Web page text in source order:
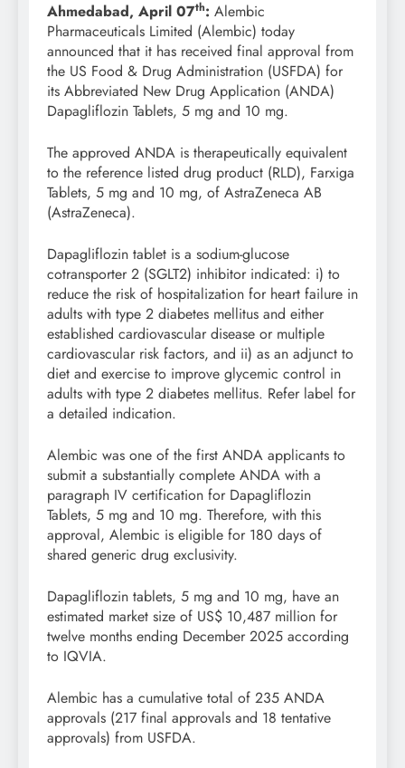
Ahmedabad, April 07th: Alembic
Pharmaceuticals Limited (Alembic) today
announced that it has received final approval from
the US Food & Drug Administration (USFDA) for
its Abbreviated New Drug Application (ANDA)
Dapagliflozin Tablets, 5 mg and 10 mg.
The approved ANDA is therapeutically equivalent
to the reference listed drug product (RLD), Farxiga
Tablets, 5 mg and 10 mg, of AstraZeneca AB
(AstraZeneca).
Dapagliflozin tablet is a sodium-glucose
cotransporter 2 (SGLT2) inhibitor indicated: i) to
reduce the risk of hospitalization for heart failure in
adults with type 2 diabetes mellitus and either
established cardiovascular disease or multiple
cardiovascular risk factors, and ii) as an adjunct to
diet and exercise to improve glycemic control in
adults with type 2 diabetes mellitus. Refer label for
a detailed indication.
Alembic was one of the first ANDA applicants to
submit a substantially complete ANDA with a
paragraph IV certification for Dapagliflozin
Tablets, 5 mg and 10 mg. Therefore, with this
approval, Alembic is eligible for 180 days of
shared generic drug exclusivity.
Dapagliflozin tablets, 5 mg and 10 mg, have an
estimated market size of US$ 10,487 million for
twelve months ending December 2025 according
to IQVIA.
Alembic has a cumulative total of 235 ANDA
approvals (217 final approvals and 18 tentative
approvals) from USFDA.